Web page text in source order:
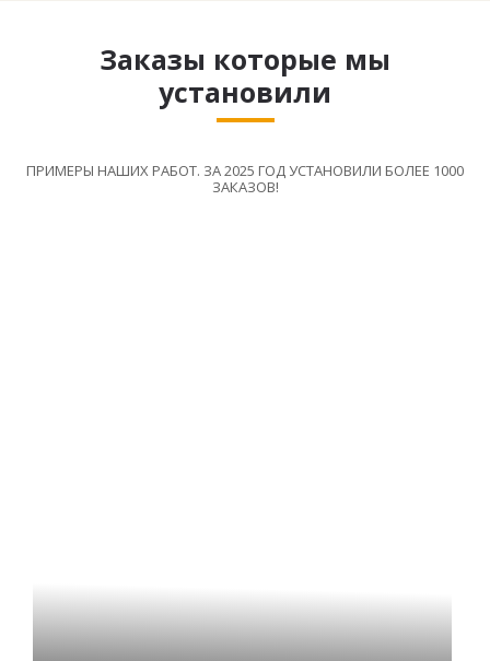
Заказы которые мы
установили
ПРИМЕРЫ НАШИХ РАБОТ. ЗА 2025 ГОД УСТАНОВИЛИ БОЛЕЕ 1000
ЗАКАЗОВ!